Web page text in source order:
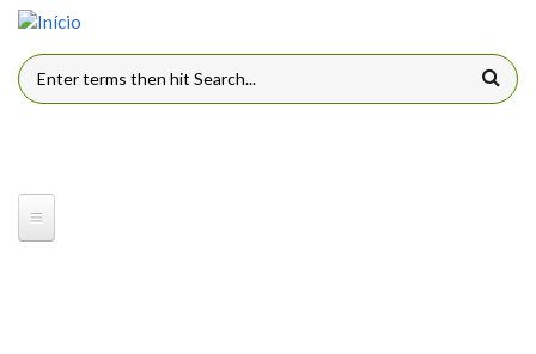
Pular para o conteúdo principal
FORMULÁRIO DE BUSCA